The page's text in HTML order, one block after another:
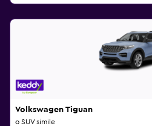
Volkswagen Tiguan
o SUV simile